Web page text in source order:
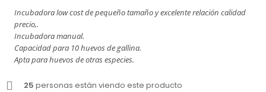
Incubadora low cost de pequeño tamaño y excelente relación calidad
precio,.
Incubadora manual.
Capacidad para 10 huevos de gallina.
Apta para huevos de otras especies.
25 personas están viendo este producto